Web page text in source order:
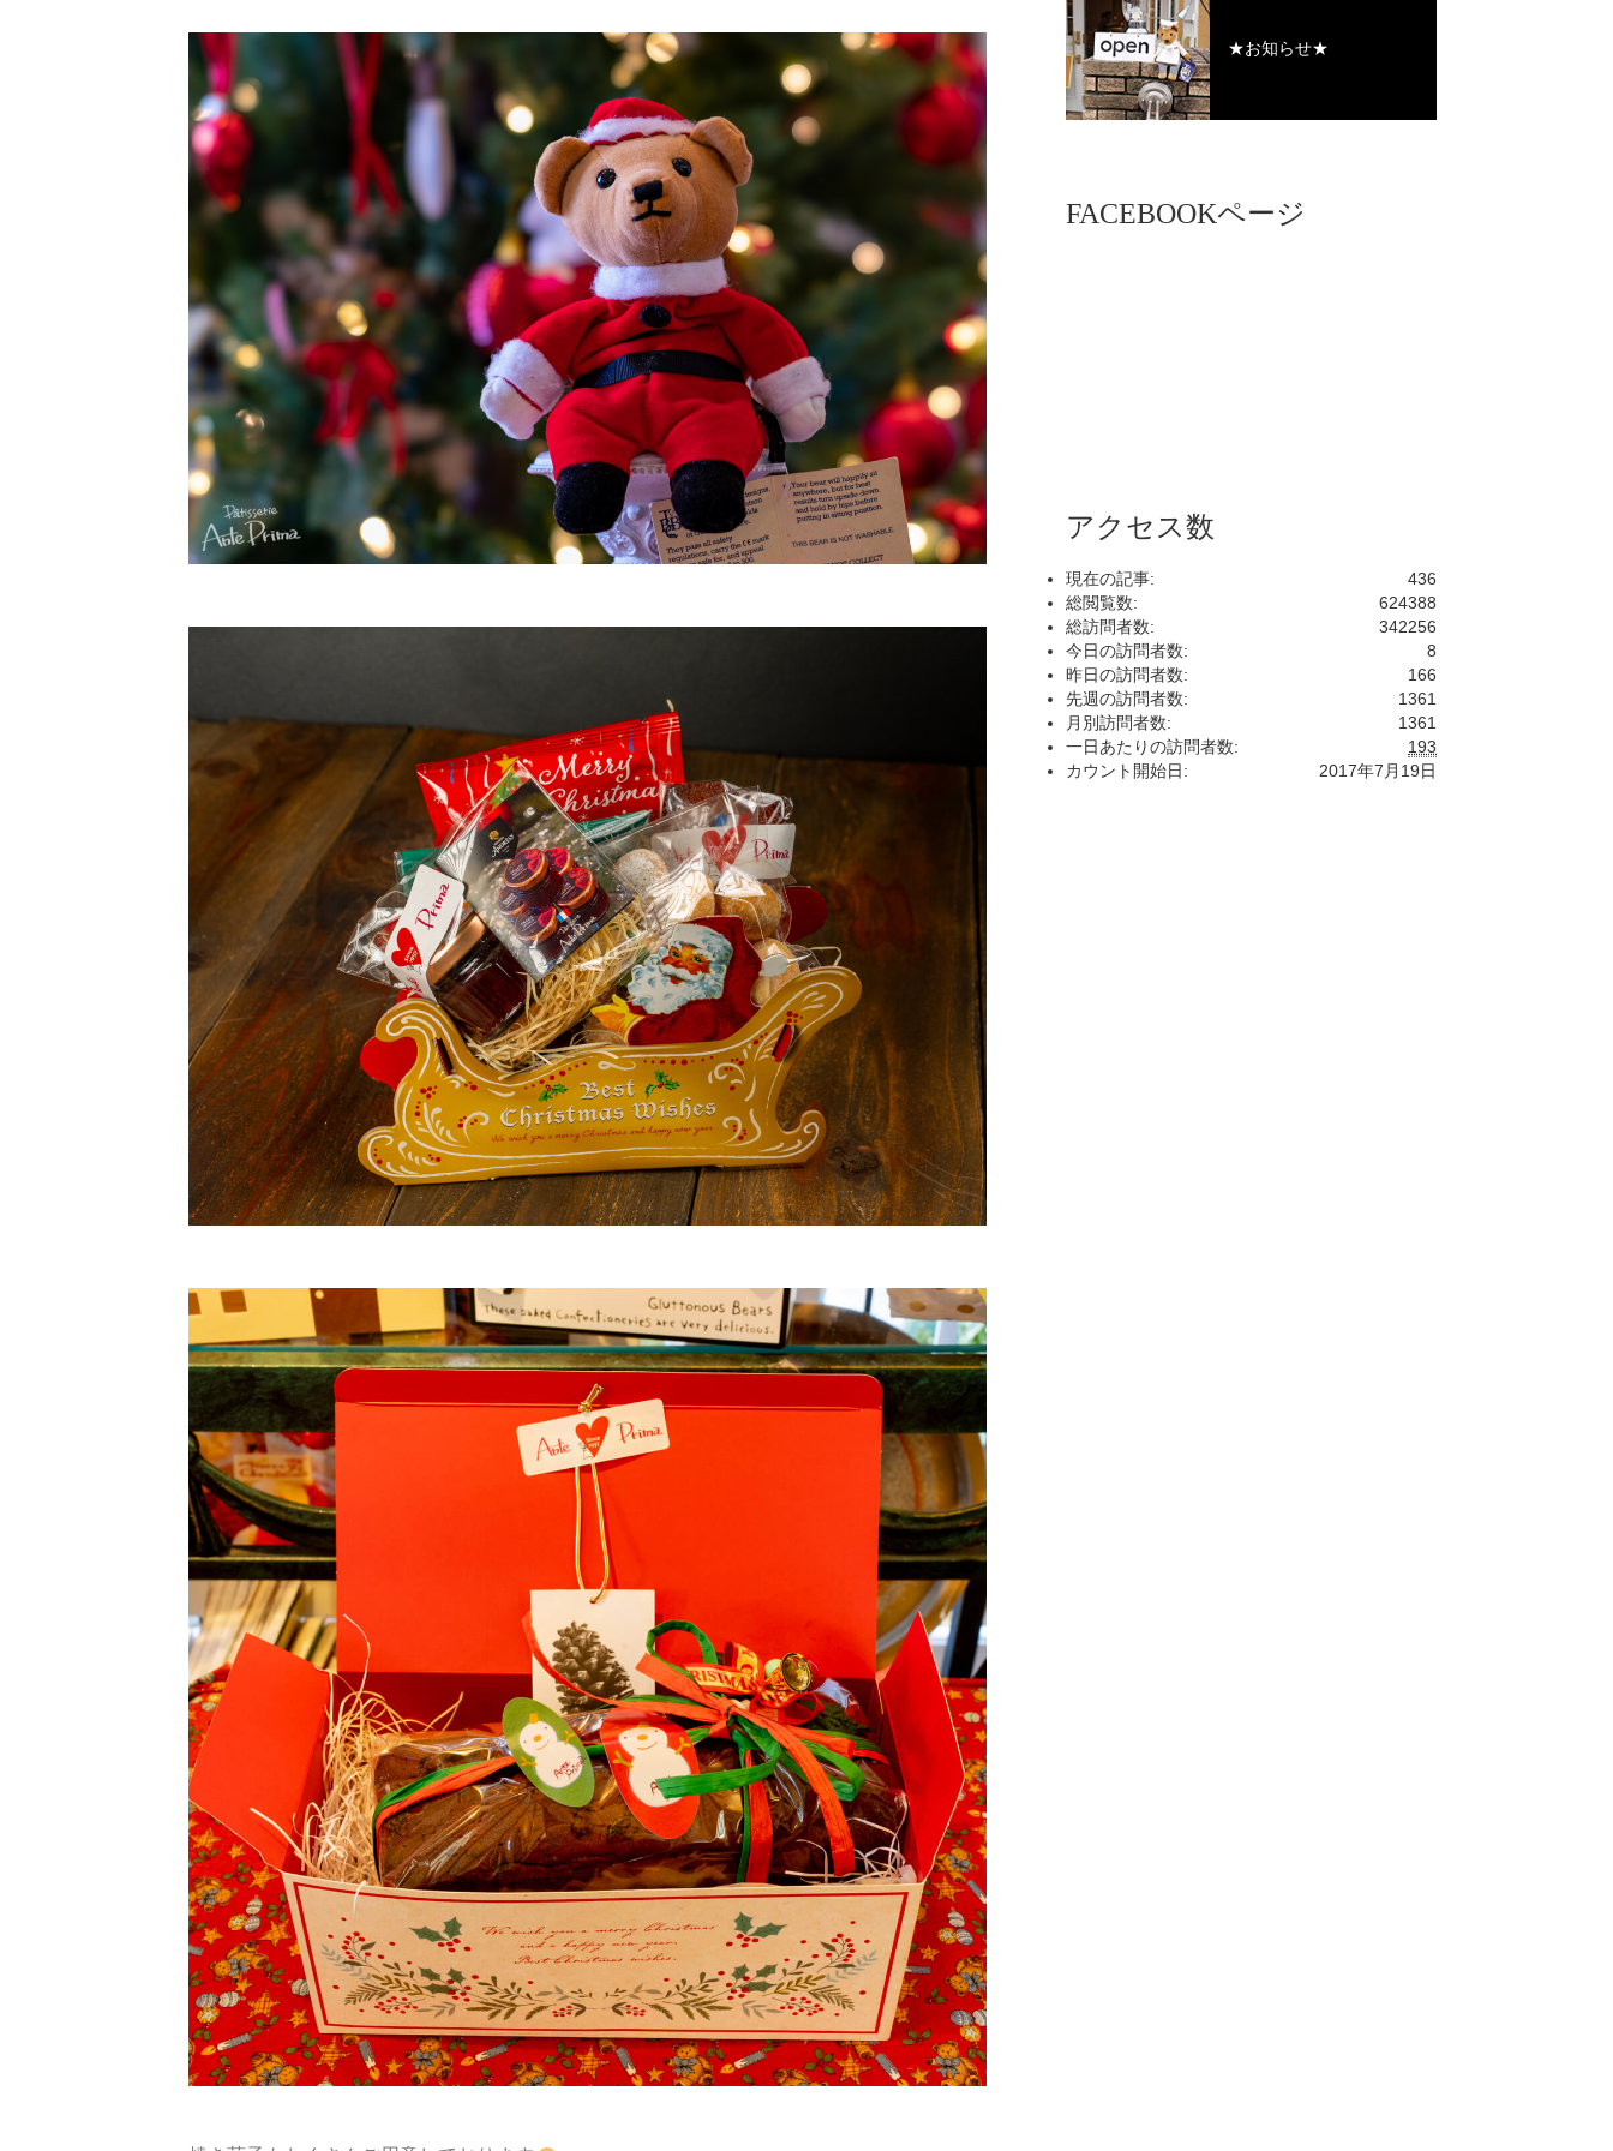
★お知らせ★
FACEBOOKページ
アクセス数
436
現在の記事:
624388
総閲覧数:
342256
総訪問者数:
8
今日の訪問者数:
166
昨日の訪問者数:
1361
先週の訪問者数:
1361
月別訪問者数:
193
一日あたりの訪問者数:
2017年7月19日
カウント開始日: